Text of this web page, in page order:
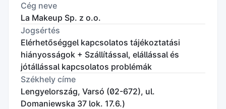
Cég neve
La Makeup Sp. z o.o.
Jogsértés
Elérhetőséggel kapcsolatos tájékoztatási
hiányosságok + Szállítással, elállással és
jótállással kapcsolatos problémák
Székhely címe
Lengyelország, Varsó (02-672), ul.
Domaniewska 37 lok. 17.6.)